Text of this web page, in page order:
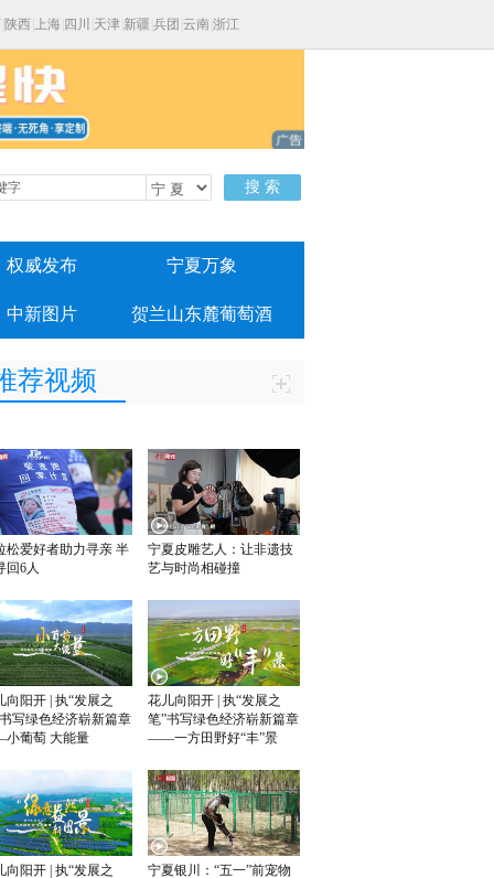
陕西 上海 四川 天津 新疆 兵团 云南 浙江
搜 索
权威发布 宁夏万象
中新图片 贺兰山东麓葡萄酒
荐视频
松爱好者助力寻亲 半
回6人
宁夏皮雕艺人：让非遗技
艺与时尚相碰撞
向阳开 | 执“发展之
写绿色经济崭新篇章
葡萄 大能量
花儿向阳开 | 执“发展之
笔”书写绿色经济崭新篇章
——一方田野好“丰”景
向阳开 | 执“发展之
宁夏银川：“五一”前宠物